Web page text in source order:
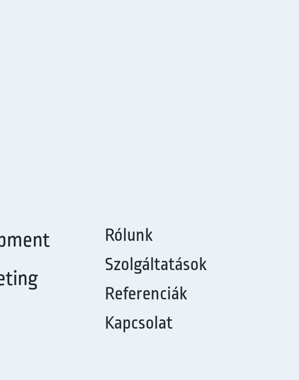
Rólunk
Szolgáltatások
Referenciák
Kapcsolat